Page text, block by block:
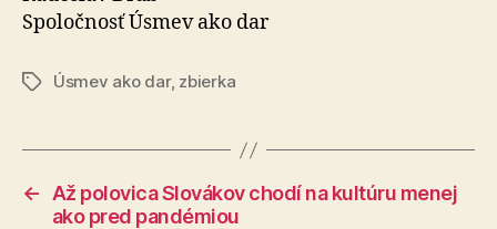
Spoločnosť Úsmev ako dar
ZnačkyÚsmev ako dar, zbierka
←
Až polovica Slovákov chodí na kultúru menej
ako pred pandémiou